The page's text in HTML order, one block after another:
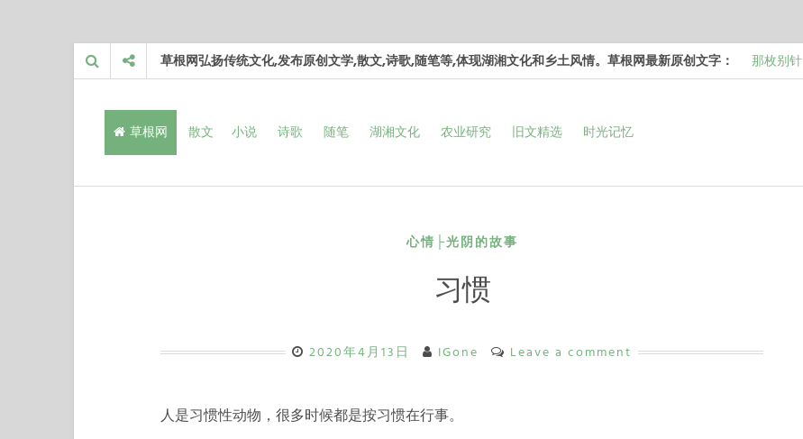
Skip
to
content
草根网弘扬传统文化,发布原创文学,散文,诗歌,随笔等,体现湖湘文化和乡土风情。草根网最新原创文字： 那枚别针
草根网 散文 小说 诗歌 随笔 湖湘文化 农业研究 旧文精选 时光记忆
心情├光阴的故事
习惯
2020年4月13日 IGone Leave a comment
人是习惯性动物，很多时候都是按习惯在行事。